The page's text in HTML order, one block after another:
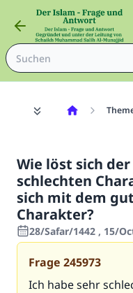
Wie löst sich
schlechten
sich mit dem
Charakter?
28/Safar/1442 , 15/
Frage 245973
Ich habe sehr